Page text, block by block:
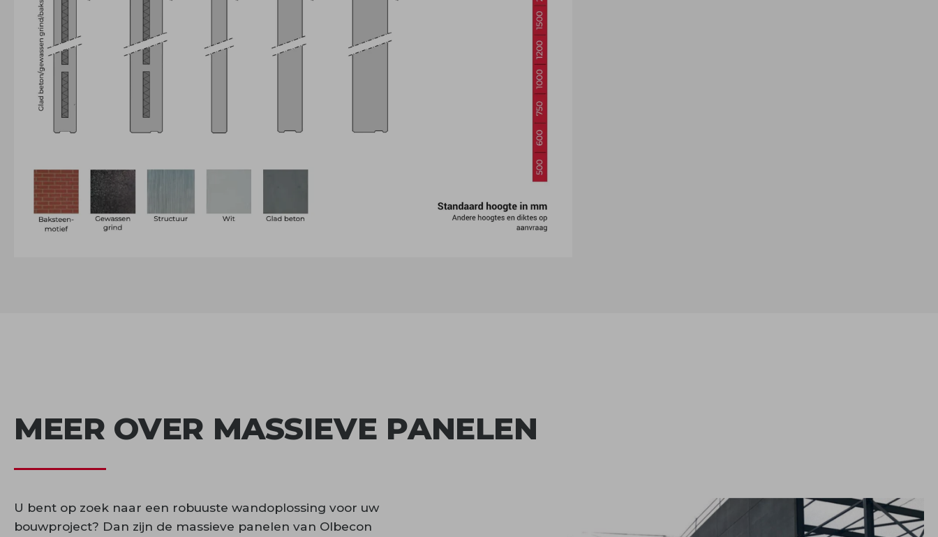
MEER OVER MASSIEVE PANELEN
U bent op zoek naar een robuuste wandoplossing voor uw
bouwproject? Dan zijn de massieve panelen van Olbecon